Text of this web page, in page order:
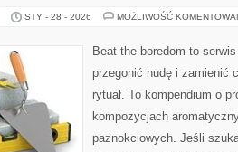
STY - 28 - 2026 MOŻLIWOŚĆ
Beat the boredom to
przegonić nudę i zamienić
rytuał. To kompendium o
kompozycjach
paznokciowych. Jeśli